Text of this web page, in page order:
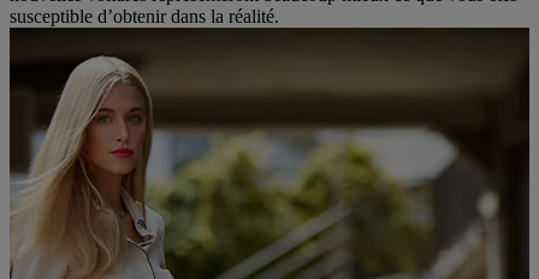
susceptible d’obtenir dans la réalité.